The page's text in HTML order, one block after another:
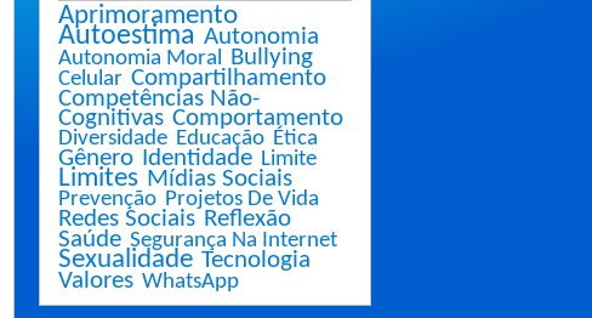
Aprimoramento
Autoestima Autonomia
Autonomia Moral Bullying
Celular Compartilhamento
Competências Não-
Cognitivas Comportamento
Diversidade Educação Ética
Gênero Identidade Limite
Limites Mídias Sociais
Prevenção Projetos De Vida
Redes Sociais Reflexão
Saúde Segurança Na Internet
Sexualidade Tecnologia
Valores WhatsApp